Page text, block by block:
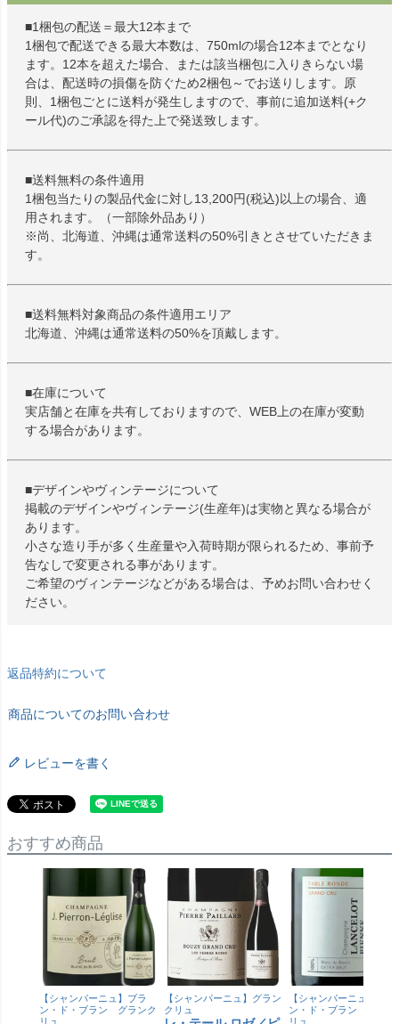
■1梱包の配送＝最大12本まで
1梱包で配送できる最大本数は、750mlの場合12本までとなり
ます。12本を超えた場合、または該当梱包に入りきらない場
合は、配送時の損傷を防ぐため2梱包～でお送りします。原
則、1梱包ごとに送料が発生しますので、事前に追加送料(+ク
ール代)のご承認を得た上で発送致します。
■送料無料の条件適用
1梱包当たりの製品代金に対し13,200円(税込)以上の場合、適
用されます。（一部除外品あり）
※尚、北海道、沖縄は通常送料の50%引きとさせていただきま
す。
■送料無料対象商品の条件適用エリア
北海道、沖縄は通常送料の50%を頂戴します。
■在庫について
実店舗と在庫を共有しておりますので、WEB上の在庫が変動
する場合があります。
■デザインやヴィンテージについて
掲載のデザインやヴィンテージ(生産年)は実物と異なる場合が
あります。
小さな造り手が多く生産量や入荷時期が限られるため、事前予
告なしで変更される事があります。
ご希望のヴィンテージなどがある場合は、予めお問い合わせく
ださい。
返品特約について
商品についてのお問い合わせ
レビューを書く
おすすめ商品
【シャンパーニュ】ブラ
ン・ド・ブラン グランク
リュ
【シャンパーニュ】グラン
クリュ
【シャンパーニュ】ブラ
ン・ド・ブラン グラン
リュ